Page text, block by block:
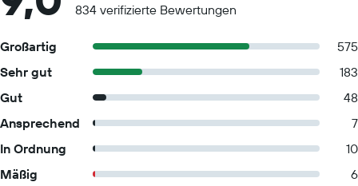
834 verifizierte Bewertungen
Großartig
575
Sehr gut
183
Gut
48
Ansprechend
7
In Ordnung
10
Mäßig
6